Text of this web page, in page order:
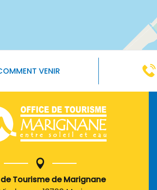
VENIR
Tourisme de Marignane